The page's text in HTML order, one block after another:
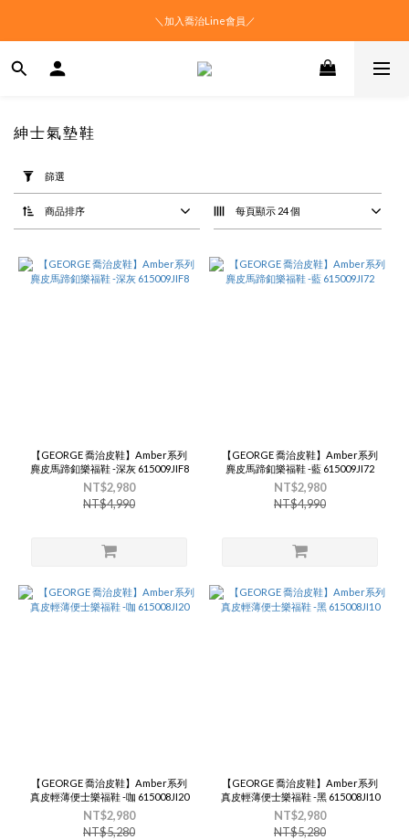
＼加入喬治Line會員／
篩
選
(0/20)
價格
(NT$)
紳士氣墊鞋
篩選
商品排序 每頁顯示 24 個
【GEORGE 喬治皮鞋】Amber系列
麂皮馬蹄釦樂福鞋 -深灰 615009JIF8
NT$2,980
NT$4,990
【GEORGE 喬治皮鞋】Amber系列
麂皮馬蹄釦樂福鞋 -藍 615009JI72
NT$2,980
NT$4,990
【GEORGE 喬治皮鞋】Amber系列
真皮輕薄便士樂福鞋 -咖 615008JI20
NT$2,980
NT$5,280
【GEORGE 喬治皮鞋】Amber系列
真皮輕薄便士樂福鞋 -黑 615008JI10
NT$2,980
NT$5,280